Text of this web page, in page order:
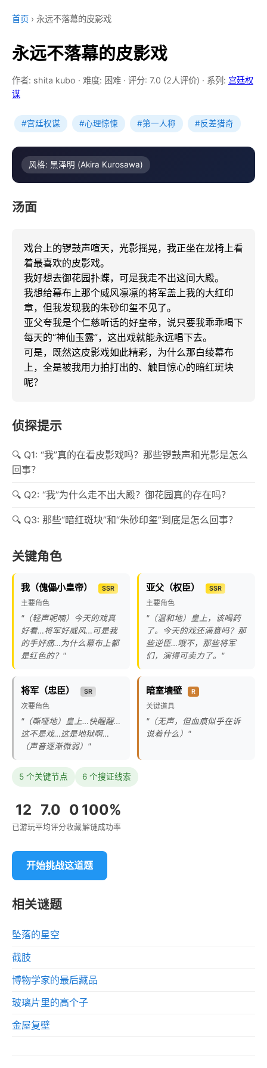
首页 › 永远不落幕的皮影戏
永远不落幕的皮影戏
作者: shita kubo · 难度: 困难 · 评分: 7.0 (2人评价) · 系列: 宫廷权
谋
#宫廷权谋 #心理惊悚 #第一人称 #反差猎奇
风格: 黑泽明 (Akira Kurosawa)
汤面
戏台上的锣鼓声喧天，光影摇晃，我正坐在龙椅上看
着最喜欢的皮影戏。
我好想去御花园扑蝶，可是我走不出这间大殿。
我想给幕布上那个威风凛凛的将军盖上我的大红印
章，但我发现我的朱砂印玺不见了。
亚父夸我是个仁慈听话的好皇帝，说只要我乖乖喝下
每天的“神仙玉露”，这出戏就能永远唱下去。
可是，既然这皮影戏如此精彩，为什么那白绫幕布
上，全是被我用力拍打出的、触目惊心的暗红斑块
呢？
侦探提示
Q1: “我”真的在看皮影戏吗？那些锣鼓声和光影是怎么
回事？
Q2: “我”为什么走不出大殿？御花园真的存在吗？
Q3: 那些“暗红斑块”和“朱砂印玺”到底是怎么回事？
关键角色
我（傀儡小皇帝） SSR
主要角色
"（轻声呢喃）今天的戏真
好看…将军好威风…可是我
的手好痛…为什么幕布上都
是红色的？"
亚父（权臣） SSR
主要角色
"（温和地）皇上，该喝药
了。今天的戏还满意吗？那
些逆臣…哦不，那些将军
们，演得可卖力了。"
将军（忠臣） SR
次要角色
"（嘶哑地）皇上…快醒醒…
这不是戏…这是地狱啊…
（声音逐渐微弱）"
暗室墙壁 R
关键道具
"（无声，但血痕似乎在诉
说着什么）"
5 个关键节点 6 个搜证线索
12
已游玩
7.0
平均评分
0
收藏
100%
解谜成功率
开始挑战这道题
相关谜题
坠落的星空
截肢
博物学家的最后藏品
玻璃片里的高个子
金屋复壁